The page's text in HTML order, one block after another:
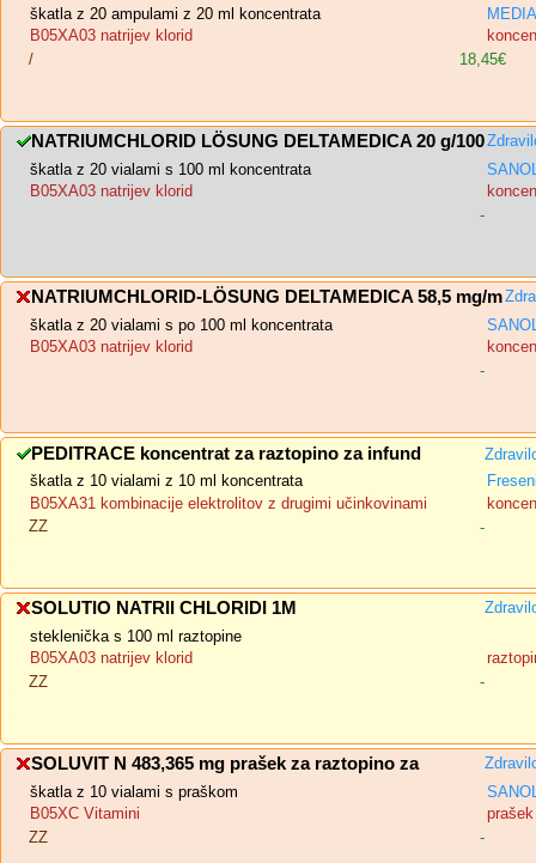
škatla z 20 ampulami z 20 ml koncentrata
B05XA03 natrijev klorid
/
18,45€
NATRIUMCHLORID LÖSUNG DELTAMEDICA 20 g/100
škatla z 20 vialami s 100 ml koncentrata
B05XA03 natrijev klorid
-
NATRIUMCHLORID-LÖSUNG DELTAMEDICA 58,5 mg/m
škatla z 20 vialami s po 100 ml koncentrata
B05XA03 natrijev klorid
-
PEDITRACE koncentrat za raztopino za infund
škatla z 10 vialami z 10 ml koncentrata
B05XA31 kombinacije elektrolitov z drugimi učinkovinami
ZZ
-
SOLUTIO NATRII CHLORIDI 1M
steklenička s 100 ml raztopine
B05XA03 natrijev klorid
ZZ
-
SOLUVIT N 483,365 mg prašek za raztopino za
škatla z 10 vialami s praškom
B05XC Vitamini
ZZ
-